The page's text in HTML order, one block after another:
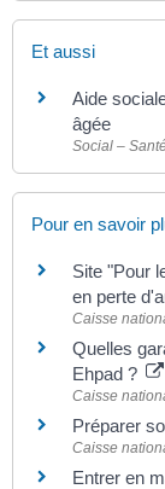
Et aussi
Aide
âgée
Social –
Pour en savoir
Site "Pour
en perte
Caisse
Quelles
Ehpad ?
Caisse
Préparer
Caisse
Entrer en